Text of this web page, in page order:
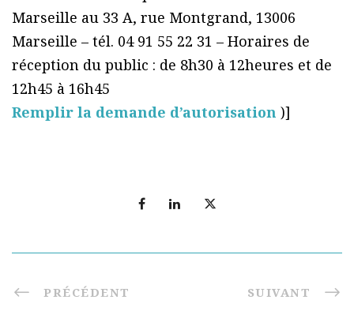
Marseille au 33 A, rue Montgrand, 13006
Marseille – tél. 04 91 55 22 31 – Horaires de
réception du public : de 8h30 à 12heures et de
12h45 à 16h45
Remplir la demande d’autorisation )]
PRÉCÉDENT SUIVANT